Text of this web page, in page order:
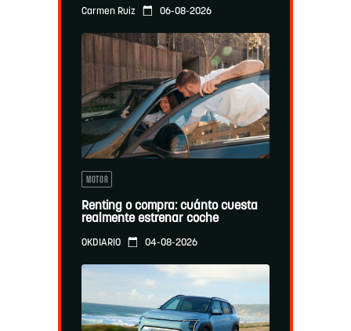
Carmen Ruiz 06-08-2026
MOTOR
Renting o compra: cuánto cuesta
realmente estrenar coche
OKDIARIO 04-08-2026